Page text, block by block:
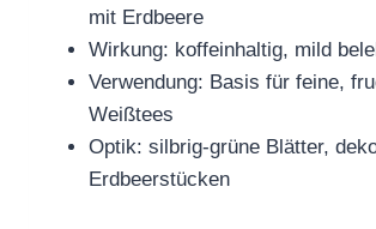
mit Erdbeere
Wirkung: koffeinhaltig, mild
Verwendung: Basis für feine,
Weißtees
Optik: silbrig-grüne Blätter,
Erdbeerstücken